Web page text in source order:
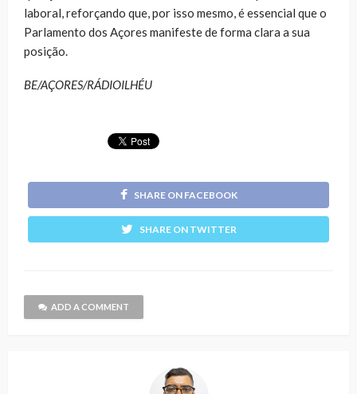
laboral, reforçando que, por isso mesmo, é essencial que o
Parlamento dos Açores manifeste de forma clara a sua
posição.
BE/AÇORES/RÁDIOILHÉU
SHARE ON FACEBOOK
SHARE ON TWITTER
ADD A COMMENT